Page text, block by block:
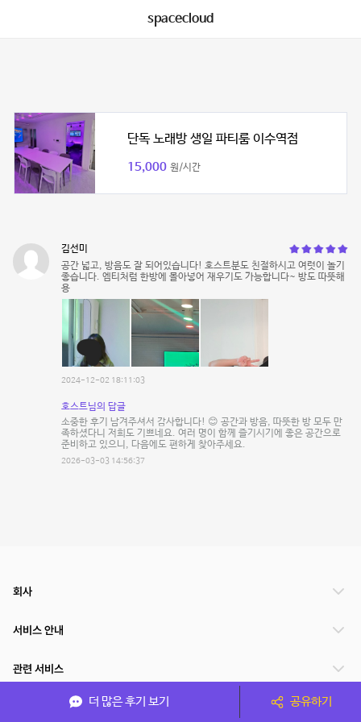
spacecloud
단독 노래방 생일 파티룸 이수역점
15,000 원/시간
김선미
공간 넓고, 방음도 잘 되어있습니다! 호스트분도 친절하시고 여럿이 놀기
좋습니다. 엠티처럼 한방에 몰아넣어 재우기도 가능합니다~ 방도 따뜻해
용
2024-12-02 18:11:03
호스트님의 답글
소중한 후기 남겨주셔서 감사합니다! 😊 공간과 방음, 따뜻한 방 모두 만
족하셨다니 저희도 기쁘네요. 여러 명이 함께 즐기시기에 좋은 공간으로
준비하고 있으니, 다음에도 편하게 찾아주세요.
2026-03-03 14:56:37
더 많은 후기 보기 공유하기
회사
서비스 안내
관련 서비스